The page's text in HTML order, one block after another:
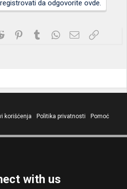
da odgovorite ovde.
Reddit PinterestTumblrWhatsApp
Imejl Link
korišćenja Politika privatnosti
Pomoć
with us